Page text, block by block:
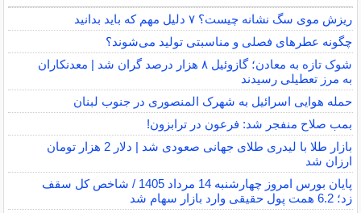
ریزش موی سگ نشانه چیست؟ ۷ دلیل مهم که باید بدانید
چگونه عطرهای فصلی و مناسبتی تولید می‌شوند؟
شوک تازه به معادن؛ گازوئیل ۸ هزار درصد گران شد | معدنکاران
به مرز تعطیلی رسیدند
حمله هوایی اسرائیل به شهرک المنصوری در جنوب لبنان
بمب صلاح منفجر شد: فرعون در ترابزون!
بازار طلا با لیدری طلای جهانی صعودی شد | دلار 2 هزار تومان
ارزان شد
پایان بورس امروز چهارشنبه 14 مرداد 1405 / شاخص کل سقف
زد؛ 6.2 همت پول حقیقی وارد بازار سهام شد